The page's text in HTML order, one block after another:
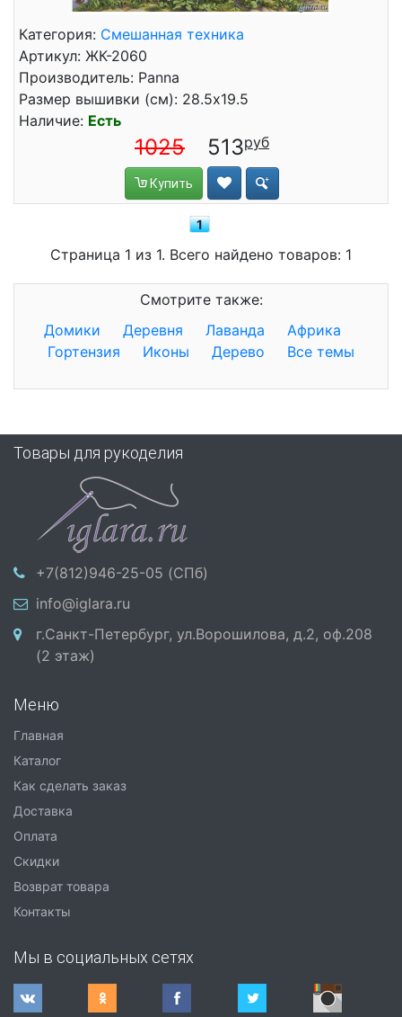
Категория: Смешанная техника
Артикул: ЖК-2060
Производитель: Panna
Размер вышивки (см): 28.5x19.5
Наличие: Есть
1025 513
Купить
1
Страница 1 из 1. Всего найдено товаров: 1
Смотрите также:
Домики
Деревня Лаванда
Африка
Гортензия
Иконы Дерево Все темы
Товары для рукоделия
+7(812)946-25-05 (СПб)
info@iglara.ru
г.Санкт-Петербург, ул.Ворошилова, д.2, оф.208
(2 этаж)
Меню
Главная
Каталог
Как сделать заказ
Доставка
Оплата
Скидки
Возврат товара
Контакты
Мы в социальных сетях